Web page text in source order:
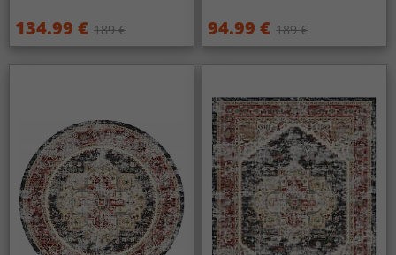
134.99 € 189 € 94.99 € 189 €